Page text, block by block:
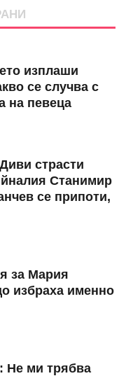
изплаши
се случва с
на певеца
страсти
Станимир
се припоти,
за Мария
избраха именно
Не ми трябва